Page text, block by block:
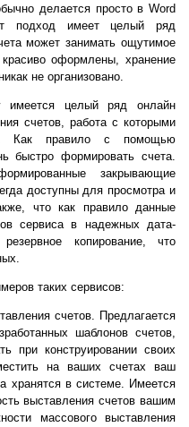
делается просто в Word
подход имеет целый ряд
может занимать ощутимое
оформлены, хранение
не организовано.
имеется целый ряд онлайн
счетов, работа с которыми
Как правило с помощью
быстро формировать счета.
закрывающие
доступны для просмотра и
что как правило данные
сервиса в надежных дата-
копирование, что
таких сервисов:
счетов. Предлагается
шаблонов счетов,
при конструировании своих
на ваших счетах ваш
хранятся в системе. Имеется
выставления счетов вашим
массового выставления